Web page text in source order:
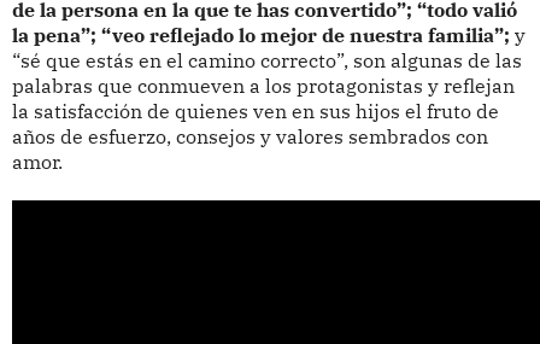
de la persona en la que te has convertido”; “todo valió
la pena”; “veo reflejado lo mejor de nuestra familia”; y
“sé que estás en el camino correcto”, son algunas de las
palabras que conmueven a los protagonistas y reflejan
la satisfacción de quienes ven en sus hijos el fruto de
años de esfuerzo, consejos y valores sembrados con
amor.